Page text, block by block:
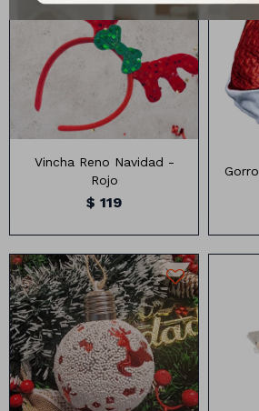
Vincha Reno Navidad -
Rojo
$ 119
8cm
con luz
Lapiceras
Cintas
Clips
Pizarras
Pizarrones
Libretas
Nylon
Organza